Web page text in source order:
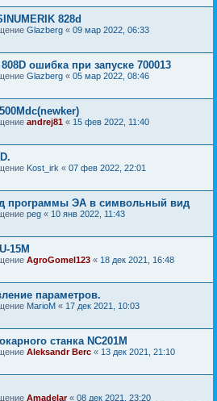
828d
Glazberg « 09 мар 2022, 06:33
ошибка при запуске 700013
Glazberg « 05 мар 2022, 08:46
andrej81 « 15 фев 2022, 11:40
Kost_irk « 07 фев 2022, 22:01
программы ЭА в символьный вид
peg « 10 янв 2022, 11:43
15M
AgroGomel123 « 18 дек 2021, 16:48
параметров.
MarioM « 17 дек 2021, 10:03
станка NC201M
Aleksandr Berc « 13 дек 2021, 21:10
Amadelar« 08 дек 2021, 23:20